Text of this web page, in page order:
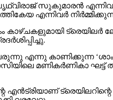
സുകുമാരന്‍
എന്നിവര്‍
ട്രെയിലര്‍
എന്നു കാണിക്കുന്ന
മണികര്‍ണികാ ഘട്ട്